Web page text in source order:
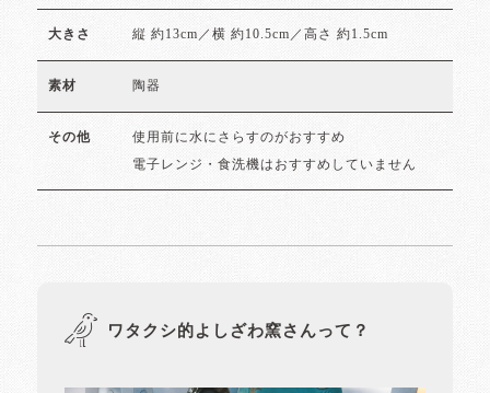
大きさ 縦 約13cm／横 約10.5cm／高さ 約1.5cm
素材 陶器
その他 使用前に水にさらすのがおすすめ
電子レンジ・食洗機はおすすめしていません
ワタクシ的よしざわ窯さんって？